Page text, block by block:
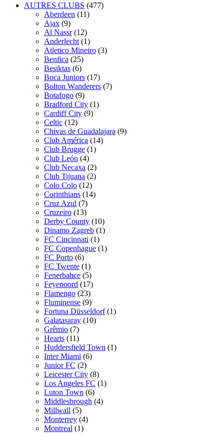
AUTRES CLUBS (477)
Aberdeen (11)
Ajax (9)
Al Nassr (12)
Anderlecht (1)
Atletico Mineiro (3)
Benfica (25)
Besiktas (6)
Boca Juniors (17)
Bolton Wanderers (7)
Botafogo (9)
Bradford City (1)
Cardiff City (9)
Celtic (12)
Chivas de Guadalajara (9)
Club América (14)
Club Brugge (1)
Club León (4)
Club Necaxa (2)
Club Tijuana (2)
Colo Colo (12)
Corinthians (14)
Cruz Azul (7)
Cruzeiro (13)
Derby County (10)
Dinamo Zagreb (1)
FC Cincinnati (1)
FC Copenhague (1)
FC Porto (6)
FC Twente (1)
Fenerbahce (5)
Feyenoord (17)
Flamengo (23)
Fluminense (9)
Fortuna Düsseldorf (1)
Galatasaray (10)
Grêmio (7)
Hearts (11)
Huddersfield Town (1)
Inter Miami (6)
Junior FC (2)
Leicester City (8)
Los Angeles FC (1)
Luton Town (6)
Middlesbrough (4)
Millwall (5)
Monterrey (4)
Montreal (1)